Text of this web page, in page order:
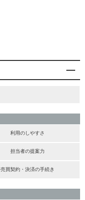
利用のしやすさ
担当者の提案力
売買契約・決済の手続き